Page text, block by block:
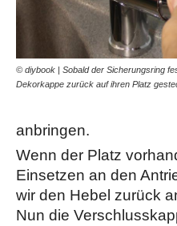
© diybook | Sobald der Sicherungsring
Dekorkappe zurück auf ihren Platz
anbringen.
Wenn der Platz
Einsetzen an den
wir den Hebel zurück
Nun die